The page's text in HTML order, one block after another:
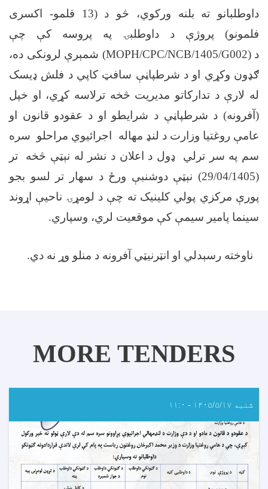
داوطلبانو ته بلنه ورکوي، څو د (13 قلمو- اکسری
فلمونو) پروژې د داوطلبۍ په پروسه کې چې
د (MOPH/CPC/NCB/1405/G002) شمېرې لرونکی ده،
ګډون وکړي او د شرطپاڼې سافټ کاپي د فلش ډیسک
له لارې د تدارکاتو مدیریت څخه ترلاسه کړي، او خپل
(آفرونه) د شرطپاڼې د شرایطو او د عقودو قانون او
عامې روغتیا وزارت د لنډ مهاله اجرائیوي مراحلو سره
سم په سر ترلي ډول د اعلان د نشر له نېټې څخه تر
(29/04/1405) نېټې دوشنبې ورځ د سهار تر لسو بجو
پورې مرکزي پولي کلینیک ته چې د لومړۍ ناحیې اړوند
سینما پامیر سیمې کې موقعیت لري، وسپاري.
ناوخته رسېدلي او انټرنیټي آفرونه د منلو وړ نه دي.
MORE TENDERS
شنبه ۱۴۰۵/۵/۱۷ - ۱۱:۰